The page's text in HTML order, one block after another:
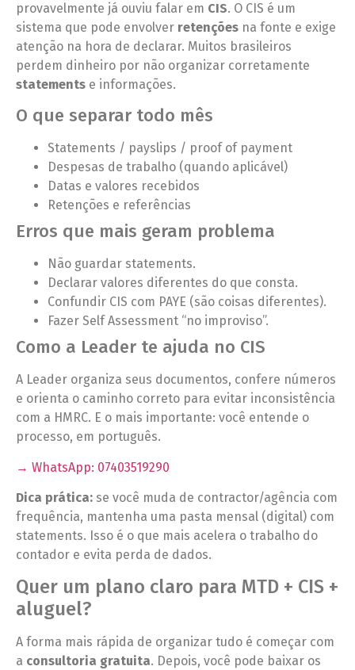
provavelmente já ouviu falar em CIS. O CIS é um
sistema que pode envolver retenções na fonte e exige
atenção na hora de declarar. Muitos brasileiros
perdem dinheiro por não organizar corretamente
statements e informações.
O que separar todo mês
Statements / payslips / proof of payment
Despesas de trabalho (quando aplicável)
Datas e valores recebidos
Retenções e referências
Erros que mais geram problema
Não guardar statements.
Declarar valores diferentes do que consta.
Confundir CIS com PAYE (são coisas diferentes).
Fazer Self Assessment “no improviso”.
Como a Leader te ajuda no CIS
A Leader organiza seus documentos, confere números
e orienta o caminho correto para evitar inconsistência
com a HMRC. E o mais importante: você entende o
processo, em português.
→ WhatsApp: 07403519290
Dica prática: se você muda de contractor/agência com
frequência, mantenha uma pasta mensal (digital) com
statements. Isso é o que mais acelera o trabalho do
contador e evita perda de dados.
Quer um plano claro para MTD + CIS +
aluguel?
A forma mais rápida de organizar tudo é começar com
a consultoria gratuita. Depois, você pode baixar os